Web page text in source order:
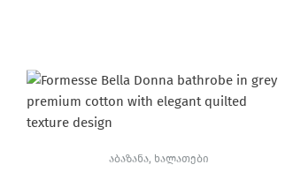
ᲐᲑᲐᲖᲐᲜᲐ, ᲮᲐᲚᲐᲗᲔᲑᲘ